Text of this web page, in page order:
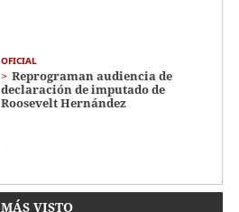
OFICIAL
Reprograman audiencia de
declaración de imputado de
Roosevelt Hernández
MÁS VISTO